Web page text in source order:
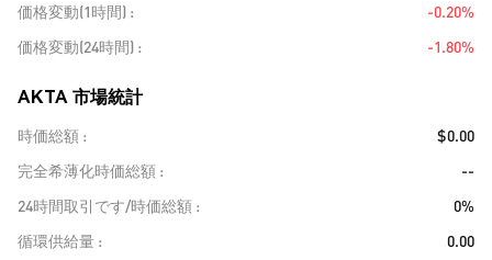
価格変動(1時間)
-0.20%
価格変動(24時間)
-1.80%
AKTA 市場統計
時価総額
$0.00
完全希薄化時価総額
--
24時間取引です/時価総額
0%
循環供給量
0.00